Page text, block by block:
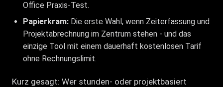
Office Praxis-Test.
Papierkram: Die erste Wahl, wenn Zeiterfassung und
Projektabrechnung im Zentrum stehen - und das
einzige Tool mit einem dauerhaft kostenlosen Tarif
ohne Rechnungslimit.
Kurz gesagt: Wer stunden- oder projektbasiert